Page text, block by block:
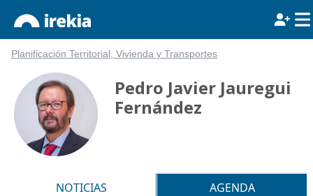
Planificación Territorial, Vivienda y Transportes
Pedro Javier Jauregui
Fernández
NOTICIAS
AGENDA